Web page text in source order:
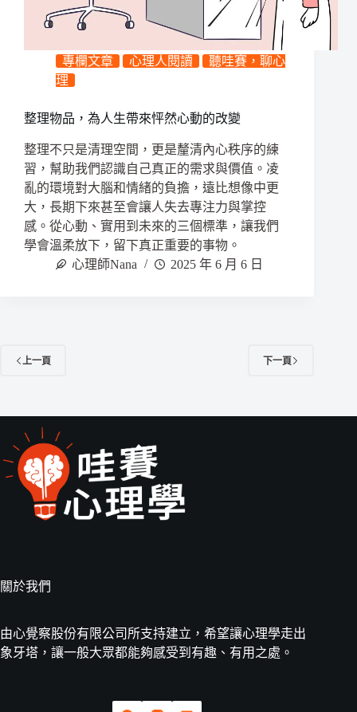
專欄文章 心理人閱讀
聽哇賽，聊心
理
整理物品，為人生帶來怦然心動的改變
整理不只是清理空間，更是釐清內心秩序的練
習，幫助我們認識自己真正的需求與價值。凌
亂的環境對大腦和情緒的負擔，遠比想像中更
大，長期下來甚至會讓人失去專注力與掌控
感。從心動、實用到未來的三個標準，讓我們
學會溫柔放下，留下真正重要的事物。
心理師Nana
2025 年 6 月 6 日
上一頁 下一頁
關於我們
由心覺察股份有限公司所支持建立，希望讓心理學走出
象牙塔，讓一般大眾都能夠感受到有趣、有用之處。